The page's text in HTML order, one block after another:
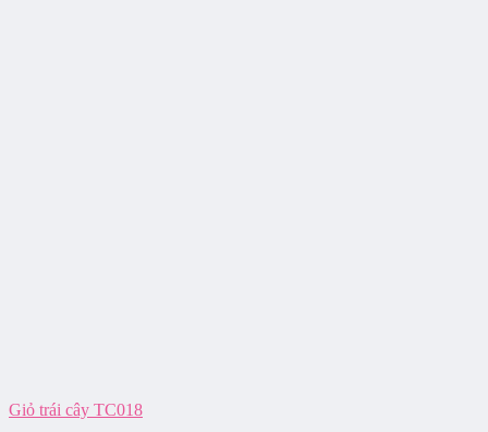
Giỏ trái cây TC018